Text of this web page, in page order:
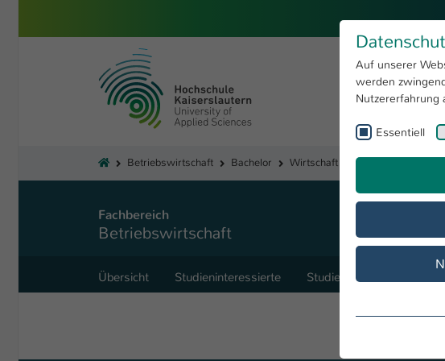
Hochschule Kaiserslautern
Sie sind hier:
Betriebswirtschaft Bachelor Wirtschaft und Recht
Fachbereich
Betriebswirtschaft
Übersicht Studieninteressierte Studierende
Auf unserer
werden
Nutzererfahrung
Essentiell
Essentielle